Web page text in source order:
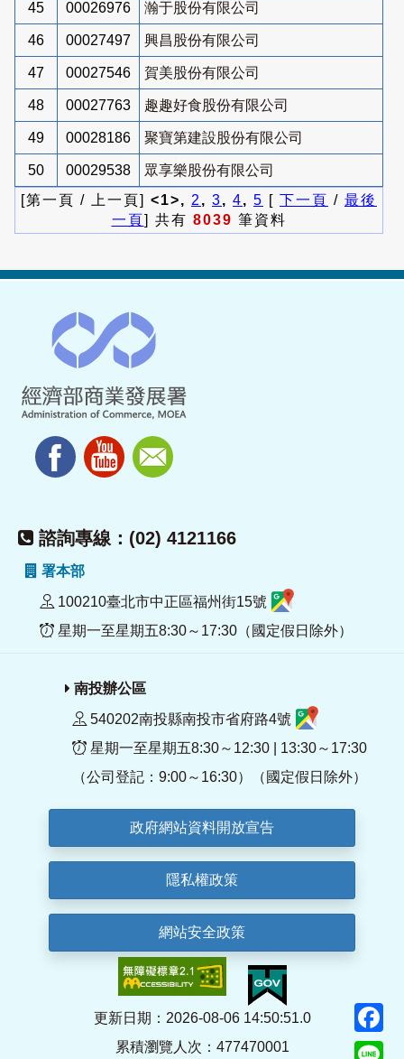
45 00026976 瀚于股份有限公司
46 00027497 興昌股份有限公司
47 00027546 賀美股份有限公司
48 00027763 趣趣好食股份有限公司
49 00028186 聚寶第建設股份有限公司
50 00029538
眾享樂股份有限公司
[第一頁 / 上一頁] <1>, 2 , 3, 4, 5 [ 下一頁 / 最後
一頁] 共有 8039 筆資料
諮詢專線：(02) 4121166
署本部
100210臺北市中正區福州街15號
星期一至星期五8:30～17:30（國定假日除外）
南投辦公區
540202南投縣南投市省府路4號
星期一至星期五8:30～12:30 | 13:30～17:30
（公司登記：9:00～16:30）（國定假日除外）
政府網站資料開放宣告
隱私權政策
網站安全政策
更新日期：2026-08-06 14:50:51.0
累積瀏覽人次：477470001